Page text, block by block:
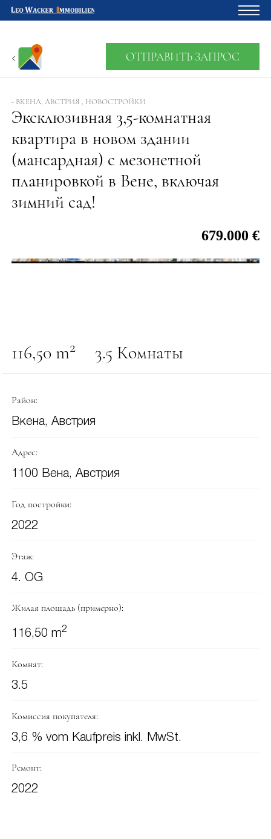
Главная
Владельцам
О нас
Девелопмент
Кредитный калькулятор
Контакты
ОТПРАВИТЬ ЗАПРОС
- ВКЕНА, АВСТРИЯ , НОВОСТРОЙКИ
Эксклюзивная 3,5-комнатная
квартира в новом здании
(мансардная) с мезонетной
планировкой в Вене, включая
зимний сад!
679.000 €
116,50 m2 3.5 Комнаты
Район:
Вкена, Австрия
Адрес:
1100 Вена, Австрия
Год постройки:
2022
Этаж:
4. OG
Жилая площадь (примерно):
116,50 m2
Комнат:
3.5
Комиссия покупателя:
3,6 % vom Kaufpreis inkl. MwSt.
Ремонт:
2022